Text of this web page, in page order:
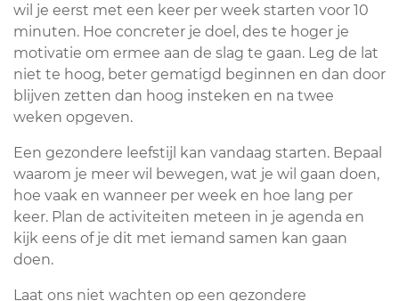
wil je eerst met een keer per week starten voor 10
minuten. Hoe concreter je doel, des te hoger je
motivatie om ermee aan de slag te gaan. Leg de lat
niet te hoog, beter gematigd beginnen en dan door
blijven zetten dan hoog insteken en na twee
weken opgeven.
Een gezondere leefstijl kan vandaag starten. Bepaal
waarom je meer wil bewegen, wat je wil gaan doen,
hoe vaak en wanneer per week en hoe lang per
keer. Plan de activiteiten meteen in je agenda en
kijk eens of je dit met iemand samen kan gaan
doen.
Laat ons niet wachten op een gezondere